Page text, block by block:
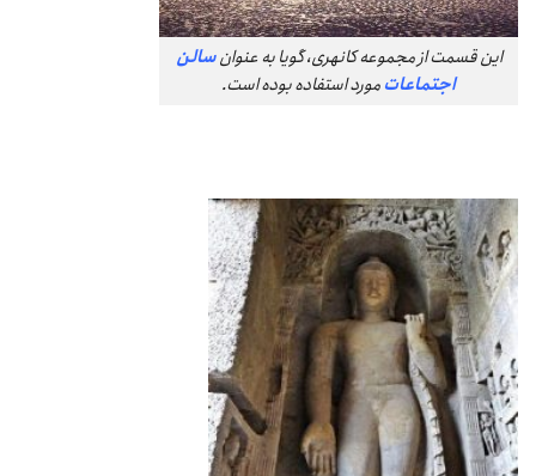
این قسمت از مجموعه کانهری، گویا به عنوانسالن
اجتماعاتمورد استفاده بوده است.